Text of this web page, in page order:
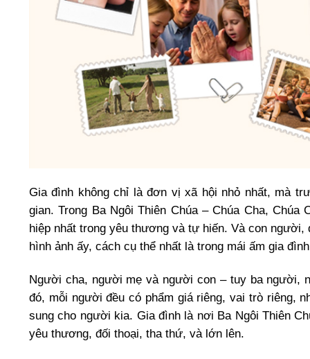
Gia đình không chỉ là đơn vị xã hội nhỏ nhất, mà
gian. Trong Ba Ngôi Thiên Chúa – Chúa Cha,
hiệp nhất trong yêu thương và tự hiến. Và con
hình ảnh ấy, cách cụ thể nhất là trong mái ấm gia
Người cha, người mẹ và người con – tuy ba người,
đó, mỗi người đều có phẩm giá riêng, vai trò riêng,
sung cho người kia. Gia đình là nơi Ba Ngôi Thiên
yêu thương, đối thoại, tha thứ, và lớn lên.